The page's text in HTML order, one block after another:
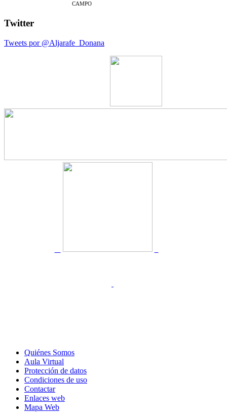
CAMPO
Twitter
Tweets por @Aljarafe_Donana
Quiénes Somos
Aula Virtual
Protección de datos
Condiciones de uso
Contactar
Enlaces web
Mapa Web